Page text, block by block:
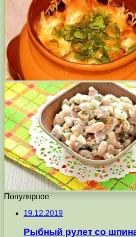
Популярное
19.12.2019
Рыбный рулет со